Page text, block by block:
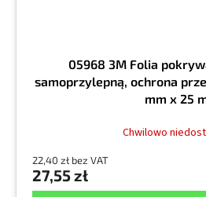
05968 3M Folia
samoprzylepną, ochrona
mm x 25
Chwilowo
22,40 zł bez VAT
27,55 zł